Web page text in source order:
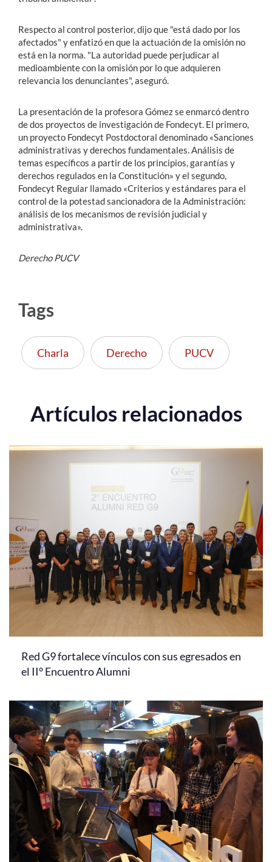
Respecto al control posterior, dijo que "está dado por los
afectados" y enfatizó en que la actuación de la omisión no
está en la norma. "La autoridad puede perjudicar al
medioambiente con la omisión por lo que adquieren
relevancia los denunciantes", aseguró.
La presentación de la profesora Gómez se enmarcó dentro
de dos proyectos de investigación de Fondecyt. El primero,
un proyecto Fondecyt Postdoctoral denominado «Sanciones
administrativas y derechos fundamentales. Análisis de
temas específicos a partir de los principios, garantías y
derechos regulados en la Constitución» y el segundo,
Fondecyt Regular llamado «Criterios y estándares para el
control de la potestad sancionadora de la Administración:
análisis de los mecanismos de revisión judicial y
administrativa».
Derecho PUCV
Tags
Charla Derecho PUCV
Artículos relacionados
Red G9 fortalece vínculos con sus egresados en
el II° Encuentro Alumni